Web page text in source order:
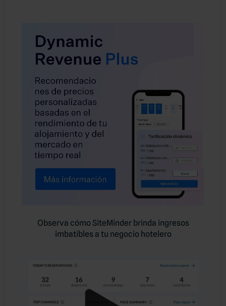
Observa cómo SiteMinder brinda ingresos
imbatibles a tu negocio hotelero